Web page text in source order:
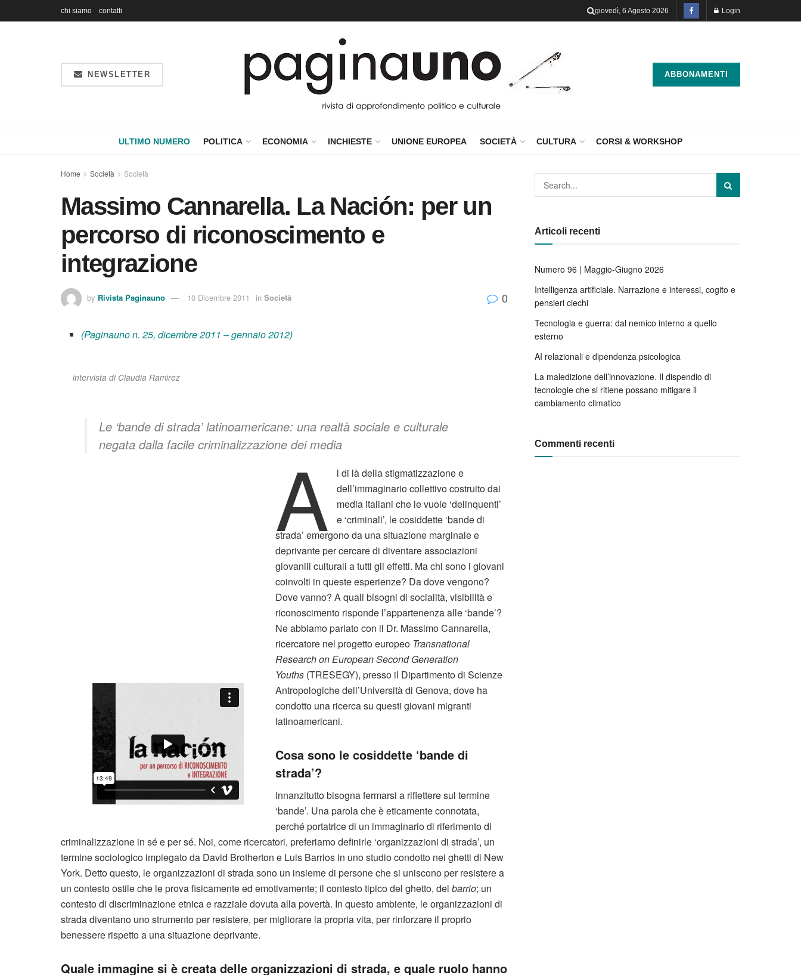
chi siamo contatti giovedì, 6 Agosto 2026 Login
NEWSLETTER ABBONAMENTI
ULTIMO NUMERO POLITICA ECONOMIA INCHIESTE UNIONE EUROPEA SOCIETÀ CULTURA CORSI & WORKSHOP
Home Società Società
Massimo Cannarella. La Nación: per un
percorso di riconoscimento e
integrazione
by Rivista Paginauno 10 Dicembre 2011 in Società 0
(Paginauno n. 25, dicembre 2011 – gennaio 2012)
intervista di Claudia Ramirez
Le ‘bande di strada’ latinoamericane: una realtà sociale e culturale
negata dalla facile criminalizzazione dei media
A
l di là della stigmatizzazione e
dell’immaginario collettivo costruito dai
media italiani che le vuole ‘delinquenti’
e ‘criminali’, le cosiddette ‘bande di
strada’ emergono da una situazione marginale e
deprivante per cercare di diventare associazioni
giovanili culturali a tutti gli effetti. Ma chi sono i giovani
coinvolti in queste esperienze? Da dove vengono?
Dove vanno? A quali bisogni di socialità, visibilità e
riconoscimento risponde l’appartenenza alle ‘bande’?
Ne abbiamo parlato con il Dr. Massimo Cannarella,
ricercatore nel progetto europeo Transnational
Research on European Second Generation
Youths (TRESEGY), presso il Dipartimento di Scienze
Antropologiche dell’Università di Genova, dove ha
condotto una ricerca su questi giovani migranti
latinoamericani.
Cosa sono le cosiddette ‘bande di
strada’?
Innanzitutto bisogna fermarsi a riflettere sul termine
‘bande’. Una parola che è eticamente connotata,
perché portatrice di un immaginario di riferimento di
criminalizzazione in sé e per sé. Noi, come ricercatori, preferiamo definirle ‘organizzazioni di strada’, un
termine sociologico impiegato da David Brotherton e Luis Barrios in uno studio condotto nei ghetti di New
York. Detto questo, le organizzazioni di strada sono un insieme di persone che si uniscono per resistere a
un contesto ostile che le prova fisicamente ed emotivamente; il contesto tipico del ghetto, del barrio; un
contesto di discriminazione etnica e razziale dovuta alla povertà. In questo ambiente, le organizzazioni di
strada diventano uno strumento per resistere, per migliorare la propria vita, per rinforzare il proprio
benessere rispetto a una situazione deprivante.
Quale immagine si è creata delle organizzazioni di strada, e quale ruolo hanno
Articoli recenti
Numero 96 | Maggio-Giugno 2026
Intelligenza artificiale. Narrazione e interessi, cogito e
pensieri ciechi
Tecnologia e guerra: dal nemico interno a quello
esterno
AI relazionali e dipendenza psicologica
La maledizione dell’innovazione. Il dispendio di
tecnologie che si ritiene possano mitigare il
cambiamento climatico
Commenti recenti